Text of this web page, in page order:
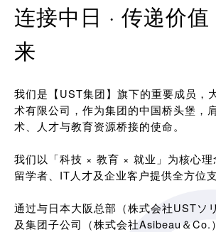
连接中日 · 传递价值
来
我们是【UST集团】旗下的重要成员，
术有限公司，作为集团的中国桥头堡，
术、人才与教育资源桥接的使命。
我们以「科技 × 教育 × 就业」为核心理
留学者、IT人才及企业客户提供全方位支
通过与日本大阪总部（株式会社USTソ
及集团子公司（株式会社Asibeau＆Co.